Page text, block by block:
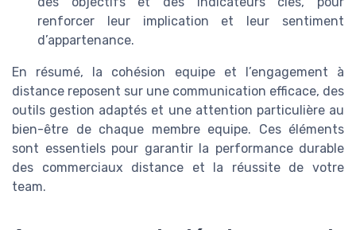
renforcer leur implication et leur sentiment
d’appartenance.
En résumé, la cohésion equipe et l’engagement à
distance reposent sur une communication efficace, des
outils gestion adaptés et une attention particulière au
bien-être de chaque membre equipe. Ces éléments
sont essentiels pour garantir la performance durable
des commerciaux distance et la réussite de votre
team.